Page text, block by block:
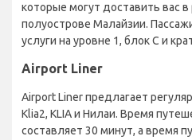
которые могут доставить вас
полуострове Малайзии.
услуги на уровне 1, блок C и
Airport Liner
Airport Liner предлагает
Klia2, KLIA и Нилаи. Время
составляет 30 минут, а время